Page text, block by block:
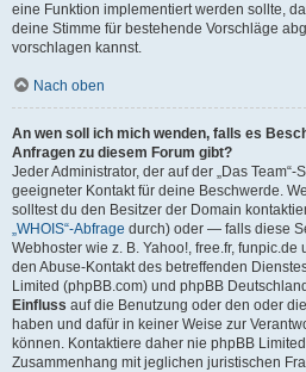
eine Funktion implementiert werden sollte,
deine Stimme für bestehende Vorschläge
vorschlagen kannst.
Nach oben
An wen soll ich mich wenden, falls es
Anfragen zu diesem Forum gibt?
Jeder Administrator, der auf der „Das Team“-
geeigneter Kontakt für deine Beschwerde.
solltest du den Besitzer der Domain
„WHOIS“-Abfrage durch) oder — falls diese
Webhoster wie z. B. Yahoo!, free.fr,
den Abuse-Kontakt des betreffenden
Limited (phpBB.com) und phpBB
Einfluss auf die Benutzung oder den oder
haben und dafür in keiner Weise zur
können. Kontaktiere daher nie phpBB
Zusammenhang mit jeglichen juristischen